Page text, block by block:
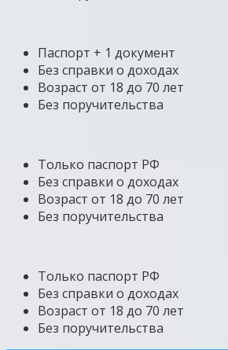
Паспорт + 1 документ
Без справки о доходах
Возраст от 18 до 70 лет
Без поручительства
Только паспорт РФ
Без справки о доходах
Возраст от 18 до 70 лет
Без поручительства
Только паспорт РФ
Без справки о доходах
Возраст от 18 до 70 лет
Без поручительства